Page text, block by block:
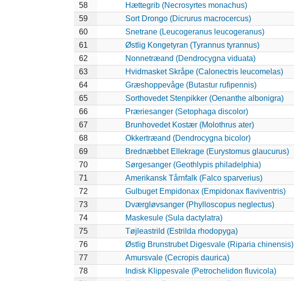
58
Hættegrib (Necrosyrtes monachus)
59
Sort Drongo (Dicrurus macrocercus)
60
Snetrane (Leucogeranus leucogeranus)
61
Østlig Kongetyran (Tyrannus tyrannus)
62
Nonnetræand (Dendrocygna viduata)
63
Hvidmasket Skråpe (Calonectris leucomelas)
64
Græshoppevåge (Butastur rufipennis)
65
Sorthovedet Stenpikker (Oenanthe albonigra)
66
Præriesanger (Setophaga discolor)
67
Brunhovedet Kostær (Molothrus ater)
68
Okkertræand (Dendrocygna bicolor)
69
Brednæbbet Ellekrage (Eurystomus glaucurus)
70
Sørgesanger (Geothlypis philadelphia)
71
Amerikansk Tårnfalk (Falco sparverius)
72
Gulbuget Empidonax (Empidonax flaviventris)
73
Dværgløvsanger (Phylloscopus neglectus)
74
Maskesule (Sula dactylatra)
75
Tøjleastrild (Estrilda rhodopyga)
76
Østlig Brunstrubet Digesvale (Riparia chinensis)
77
Amursvale (Cecropis daurica)
78
Indisk Klippesvale (Petrochelidon fluvicola)